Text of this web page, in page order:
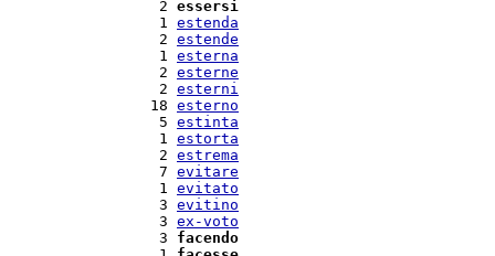
   2
essersi
   1
estenda
   2
estende
   1
esterna
   2
esterne
   2
esterni
  18
esterno
   5
estinta
   1
estorta
   2
estrema
   7
evitare
   1
evitato
   3
evitino
   3
ex-voto
   3
facendo